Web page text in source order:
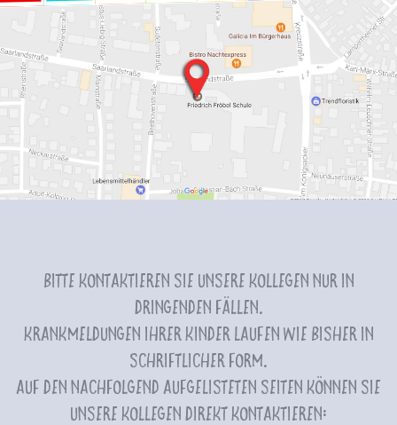
Bitte kontaktieren Sie unsere Kollegen nur in
dringenden Fällen.
Krankmeldungen Ihrer Kinder laufen wie bisher in
schriftlicher Form.
Auf den nachfolgend aufgelisteten Seiten können Sie
unsere Kollegen direkt kontaktieren: